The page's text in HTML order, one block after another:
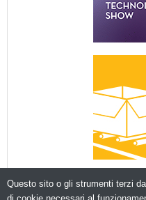
Questo sito o gli strumenti terzi